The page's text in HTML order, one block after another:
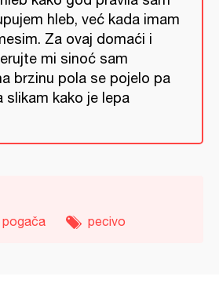
hleb, već kada imam
Za ovaj domaći i
mi sinoć sam
brzinu pola se pojelo pa
slikam kako je lepa
pogača pecivo